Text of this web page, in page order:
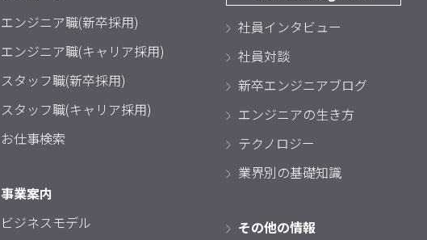
エンジニア職(新卒採用)
エンジニア職(キャリア採用)
スタッフ職(新卒採用)
スタッフ職(キャリア採用)
お仕事検索
事業案内
ビジネスモデル
社員インタビュー
社員対談
新卒エンジニアブログ
エンジニアの生き方
テクノロジー
業界別の基礎知識
その他の情報